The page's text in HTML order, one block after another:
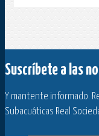
Suscríbete a las
Y mantente informado.
Subacuáticas Real